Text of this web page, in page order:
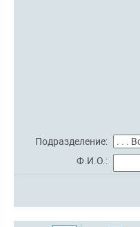
Подразделение:
Ф.И.О.: